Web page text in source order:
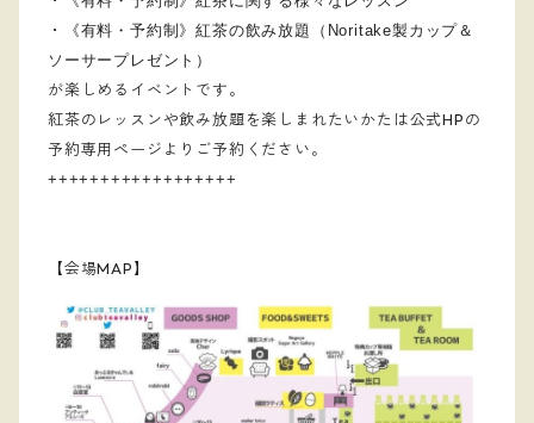
・ 《有料・予約制》紅茶の飲み放題（Noritake製カップ＆
ソーサープレゼント）
が楽しめるイベントです。
紅茶のレッスンや飲み放題を楽しまれたいかたは公式HPの
予約専用ページよりご予約ください。
++++++++++++++++++
【会場MAP】